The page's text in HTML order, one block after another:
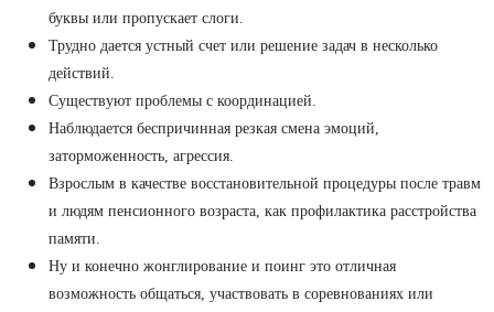
буквы или пропускает слоги.
Трудно дается устный счет или решение задач в несколько
действий.
Существуют проблемы с координацией.
Наблюдается беспричинная резкая смена эмоций,
заторможенность, агрессия.
Взрослым в качестве восстановительной процедуры после травм
и людям пенсионного возраста, как профилактика расстройства
памяти.
Ну и конечно жонглирование и поинг это отличная
возможность общаться, участвовать в соревнованиях или